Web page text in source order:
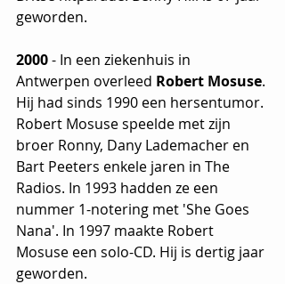
geworden.
2000 - In een ziekenhuis in
Antwerpen overleed Robert Mosuse.
Hij had sinds 1990 een hersentumor.
Robert Mosuse speelde met zijn
broer Ronny, Dany Lademacher en
Bart Peeters enkele jaren in The
Radios. In 1993 hadden ze een
nummer 1-notering met 'She Goes
Nana'. In 1997 maakte Robert
Mosuse een solo-CD. Hij is dertig jaar
geworden.